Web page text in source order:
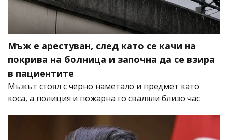
Мъж е арестуван, след като се качи на
покрива на болница и започна да се взира
в пациентите
Мъжът стоял с черно наметало и предмет като
коса, а полиция и пожарна го сваляли близо час